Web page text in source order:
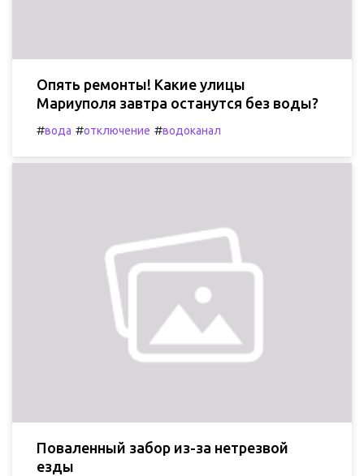
Опять ремонты! Какие улицы
Мариуполя завтра останутся без воды?
#вода #отключение #водоканал
Поваленный забор из-за нетрезвой
езды